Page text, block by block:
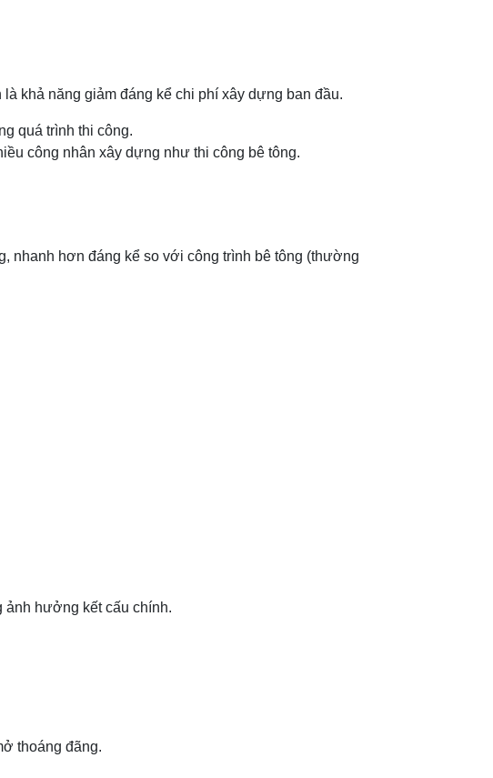
khả năng giảm đáng kể chi phí xây dựng ban đầu.
quá trình thi công.
công nhân xây dựng như thi công bê tông.
nhanh hơn đáng kể so với công trình bê tông (thường
ảnh hưởng kết cấu chính.
thoáng đãng.